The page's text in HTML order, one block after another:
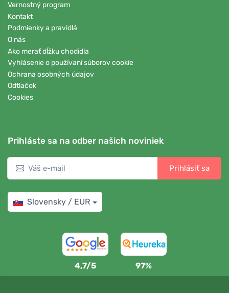
Vernostný program
Kontakt
Podmienky a pravidlá
O nás
Ako merať dĺžku chodidla
Vyhlásenie o používaní súborov cookie
Ochrana osobných údajov
Odtlačok
Cookies
Prihláste sa na odber našich noviniek
Prihlásiť sa
Slovensky / EUR
4,7/5 97%